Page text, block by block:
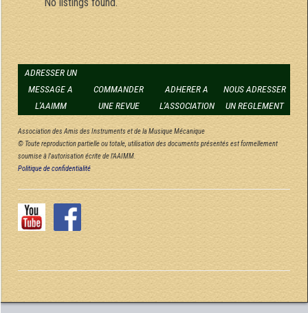
ADRESSER UN
MESSAGE A
L'AAIMM
COMMANDER
UNE REVUE
ADHERER A
L'ASSOCIATION
NOUS ADRESSER
UN REGLEMENT
Association des Amis des Instruments et de la Musique Mécanique
© Toute reproduction partielle ou totale, utilisation des documents présentés est formellement
soumise à l'autorisation écrite de l'AAIMM.
Politique de confidentialité